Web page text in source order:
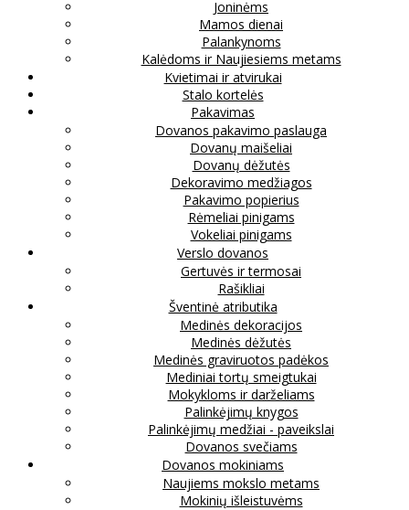
Joninėms
Mamos dienai
Palankynoms
Kalėdoms ir Naujiesiems metams
Kvietimai ir atvirukai
Stalo kortelės
Pakavimas
Dovanos pakavimo paslauga
Dovanų maišeliai
Dovanų dėžutės
Dekoravimo medžiagos
Pakavimo popierius
Rėmeliai pinigams
Vokeliai pinigams
Verslo dovanos
Gertuvės ir termosai
Rašikliai
Šventinė atributika
Medinės dekoracijos
Medinės dėžutės
Medinės graviruotos padėkos
Mediniai tortų smeigtukai
Mokykloms ir darželiams
Palinkėjimų knygos
Palinkėjimų medžiai - paveikslai
Dovanos svečiams
Dovanos mokiniams
Naujiems mokslo metams
Mokinių išleistuvėms